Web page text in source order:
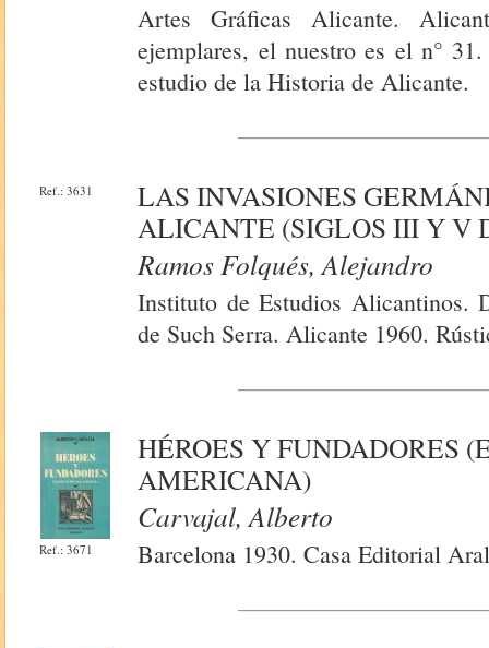
Artes Gráficas Alicante.
ejemplares, el nuestro es el n°
estudio de la Historia de Alicante.
Ref.: 3631
LAS INVASIONES
ALICANTE (SIGLOS III Y V
Ramos Folqués, Alejandro
Instituto de Estudios Alicantinos.
de Such Serra. Alicante 1960.
Ref.: 3671
HÉROES Y FUNDADORES
AMERICANA)
Carvajal, Alberto
Barcelona 1930. Casa Editorial